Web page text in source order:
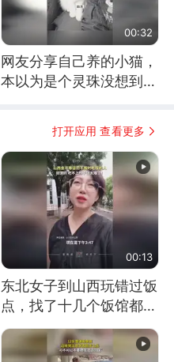
00:32
网友分享自己养的小猫，
本以为是个灵珠没想到是
打开应用 查看更多
00:13
东北女子到山西玩错过饭
点，找了十几个饭馆都没
开门：午休到几点